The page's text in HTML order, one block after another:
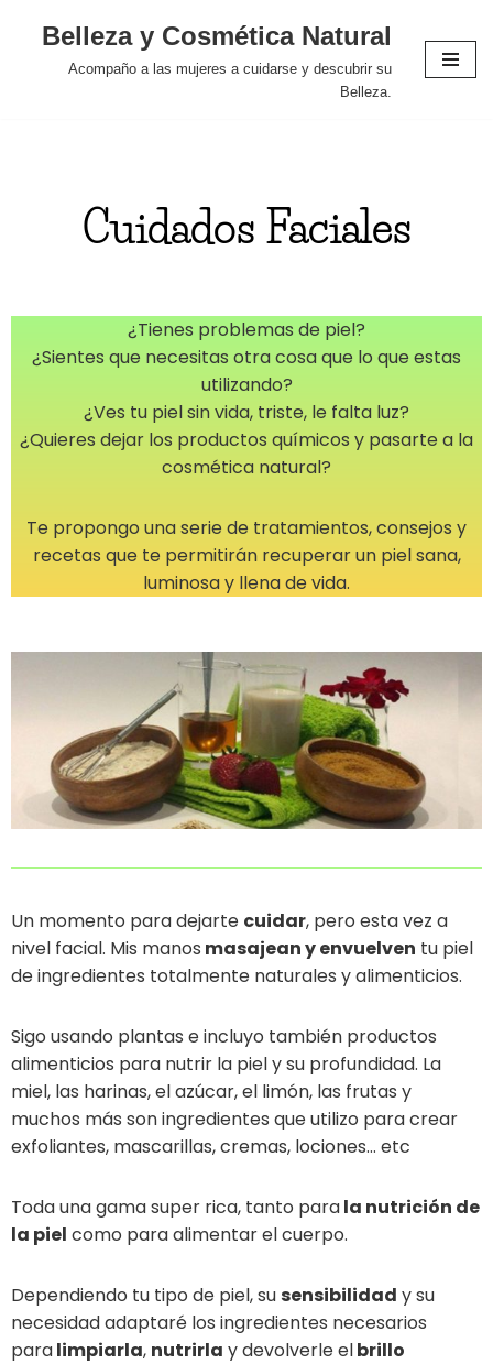
Belleza y Cosmética Natural
Acompaño a las mujeres a cuidarse y descubrir su
Belleza.
Cuidados Faciales
¿Tienes problemas de piel?
¿Sientes que necesitas otra cosa que lo que estas
utilizando?
¿Ves tu piel sin vida, triste, le falta luz?
¿Quieres dejar los productos químicos y pasarte a la
cosmética natural?
Te propongo una serie de tratamientos, consejos y
recetas que te permitirán recuperar un piel sana,
luminosa y llena de vida.
Un momento para dejarte cuidar, pero esta vez a
nivel facial. Mis manos masajean y envuelven tu piel
de ingredientes totalmente naturales y alimenticios.
Sigo usando plantas e incluyo también productos
alimenticios para nutrir la piel y su profundidad. La
miel, las harinas, el azúcar, el limón, las frutas y
muchos más son ingredientes que utilizo para crear
exfoliantes, mascarillas, cremas, lociones… etc
Toda una gama super rica, tanto parala nutrición de
la piel como para alimentar el cuerpo.
Dependiendo tu tipo de piel, su sensibilidad y su
necesidad adaptaré los ingredientes necesarios
paralimpiarla, nutrirla y devolverle elbrillo